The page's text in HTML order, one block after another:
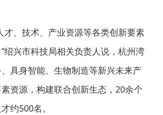
、技术、产业资源等各类创新要素
绍兴市科技局相关负责人说，杭州湾
具身智能、生物制造等新兴未来产
资源，构建联合创新生态，20余个
约500名。